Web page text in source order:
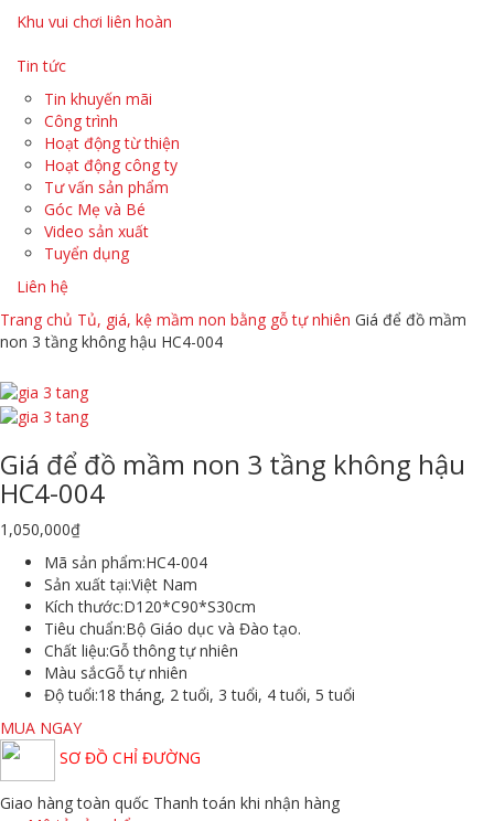
Khu vui chơi liên hoàn
Tin tức
Tin khuyến mãi
Công trình
Hoạt động từ thiện
Hoạt động công ty
Tư vấn sản phẩm
Góc Mẹ và Bé
Video sản xuất
Tuyển dụng
Liên hệ
Trang chủ Tủ, giá, kệ mầm non bằng gỗ tự nhiên Giá để đồ mầm
non 3 tầng không hậu HC4-004
Giá để đồ mầm non 3 tầng không hậu
HC4-004
1,050,000₫
Mã sản phẩm:HC4-004
Sản xuất tại:Việt Nam
Kích thước:D120*C90*S30cm
Tiêu chuẩn:Bộ Giáo dục và Đào tạo.
Chất liệu:Gỗ thông tự nhiên
Màu sắcGỗ tự nhiên
Độ tuổi:18 tháng, 2 tuổi, 3 tuổi, 4 tuổi, 5 tuổi
MUA NGAY
SƠ ĐỒ CHỈ ĐƯỜNG
Giao hàng toàn quốc Thanh toán khi nhận hàng